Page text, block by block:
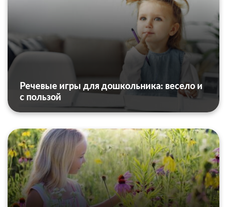
Речевые игры для дошкольника: весело и
с пользой